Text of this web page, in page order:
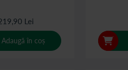
Lei
Adaugă în coș